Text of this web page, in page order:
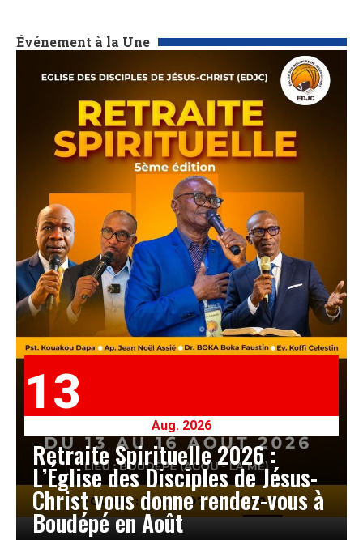
Événement à la Une
13
Aug. 2026
Retraite Spirituelle 2026 :
L’Église des Disciples de Jésus-
Christ vous donne rendez-vous à
Boudépé en Août